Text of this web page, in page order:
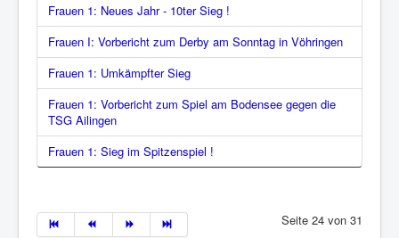
Frauen 1: Neues Jahr - 10ter Sieg !
Frauen I: Vorbericht zum Derby am Sonntag in Vöhringen
Frauen 1: Umkämpfter Sieg
Frauen 1: Vorbericht zum Spiel am Bodensee gegen die
TSG Ailingen
Frauen 1: Sieg im Spitzenspiel !
Seite 24 von 31